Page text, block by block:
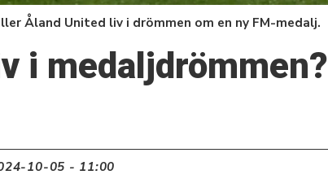
Åland United liv i drömmen om en ny FM-medalj.
i medaljdrömmen?
10-05 - 11:00